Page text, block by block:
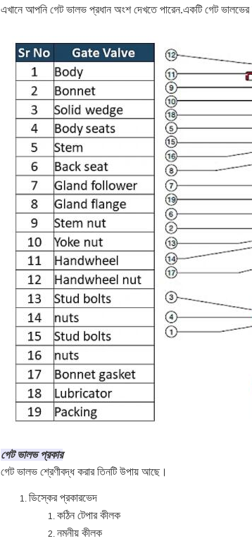
এখানে আপনি গেট ভালভ প্রধান অংশ দেখতে পারেন.একটি গেট
গেট ভালভ প্রকার
গেট ভালভ শ্রেণীবদ্ধ করার তিনটি উপায় আছে।
ডিস্কের প্রকারভেদ
কঠিন টেপার কীলক
নমনীয় কীলক